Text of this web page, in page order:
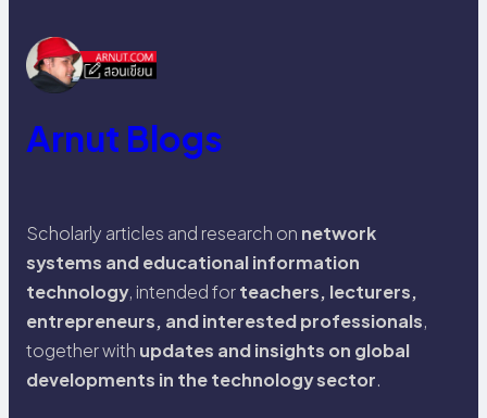
Arnut Blogs
Scholarly articles and research on network
systems and educational information
technology, intended forteachers, lecturers,
entrepreneurs, and interested professionals,
together with updates and insights on global
developments in the technology sector.